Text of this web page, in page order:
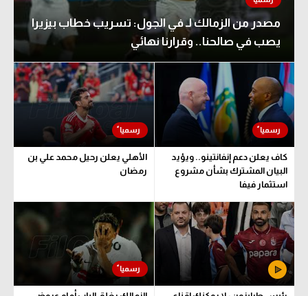
مصدر من الزمالك لـ في الجول: تسريب خطاب بيزيرا
يصب في صالحنا.. وقرارنا نهائي
كاف يعلن دعم إنفانتينو.. ويؤيد
البيان المشترك بشأن مشروع
استثمار فيفا
الأهلي يعلن رحيل محمد علي بن
رمضان